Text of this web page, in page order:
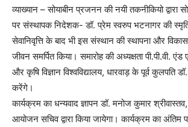
व्याख्यान – सोयाबीन प्रजनन की नयी तकनीकियो द्वारा
पर संस्थापक निदेशक- डॉ. प्रेम स्वरुप भटनागर की
सेवानिवृत्ति के बाद भी इस संस्थान की स्थापना और
जीवन समर्पित किया। समारोह की अध्यक्षता पी.पी.वी.
और कृषि विज्ञान विश्वविद्यालय, धारवाड़ के पूर्व
करेंगे।
कार्यक्रम का धन्यवाद ज्ञापन डॉ. मनोज कुमार
आयोजन सचिव द्वारा किया जायेगा। कार्यक्रम का अंतिम